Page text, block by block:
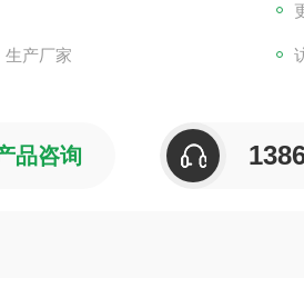
生产厂家
品咨询